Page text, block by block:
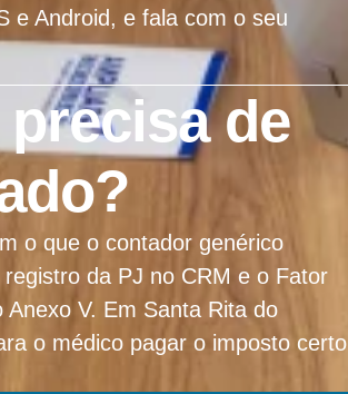
e Android, e fala com o seu
de
o que o contador genérico
da PJ no CRM e o Fator
V. Em Santa Rita do
o médico pagar o imposto certo